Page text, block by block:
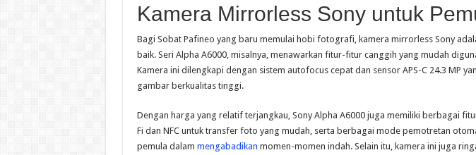
Kamera Mirrorless Sony untuk
Bagi Sobat Pafineo yang baru memulai hobi fotografi, kamera mirrorless Sony
baik. Seri Alpha A6000, misalnya, menawarkan fitur-fitur canggih yang mudah
Kamera ini dilengkapi dengan sistem autofocus cepat dan sensor APS-C 24.3 MP
gambar berkualitas tinggi.
Dengan harga yang relatif terjangkau, Sony Alpha A6000 juga memiliki berbagai
Fi dan NFC untuk transfer foto yang mudah, serta berbagai mode pemotretan
pemula dalam mengabadikan momen-momen indah. Selain itu, kamera ini juga